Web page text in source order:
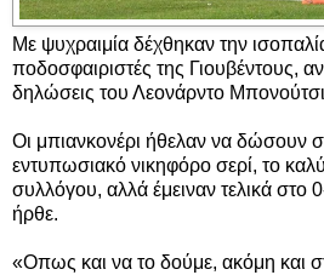
Με ψυχραιμία δέχθηκαν την
ποδοσφαιριστές της Γιουβέντους,
δηλώσεις του Λεονάρντο
Οι μπιανκονέρι ήθελαν να δώσουν
εντυπωσιακό νικηφόρο σερί, το
συλλόγου, αλλά έμειναν τελικά στο
ήρθε.
«Οπως και να το δούμε, ακόμη και